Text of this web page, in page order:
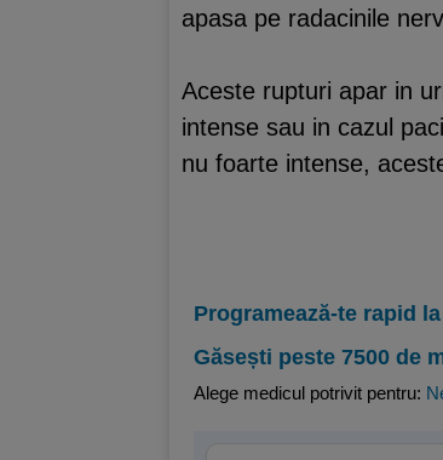
apasa pe radacinile
Aceste rupturi apar in
intense sau in cazul
nu foarte intense,
Programează-te rapid
Găsești peste 7500 de
Alege medicul potrivit pentru: